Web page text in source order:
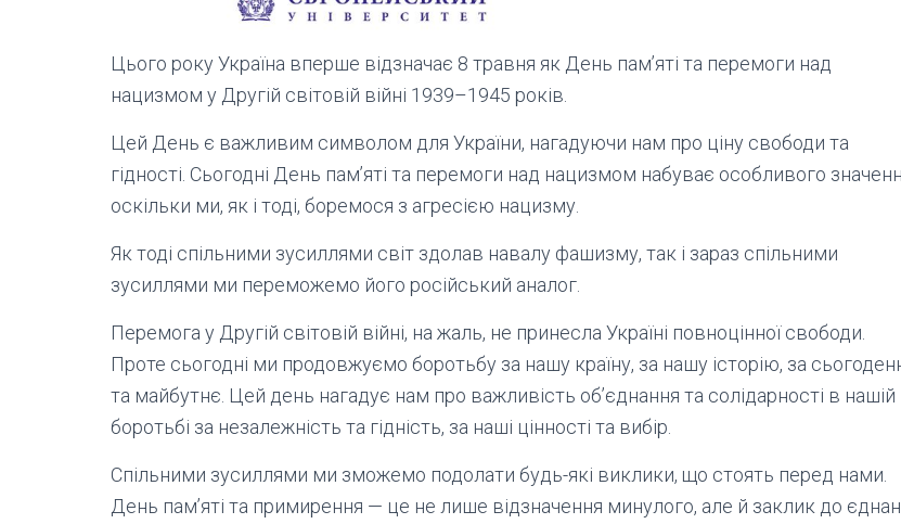
Цього року Україна вперше відзначає 8 травня як День пам’яті та перемоги над
нацизмом у Другій світовій війні 1939–1945 років.
Цей День є важливим символом для України, нагадуючи нам про ціну свободи та
гідності. Сьогодні День пам’яті та перемоги над нацизмом набуває особливого
оскільки ми, як і тоді, боремося з агресією нацизму.
Як тоді спільними зусиллями світ здолав навалу фашизму, так і зараз спільними
зусиллями ми переможемо його російський аналог.
Перемога у Другій світовій війні, на жаль, не принесла Україні повноцінної свободи.
Проте сьогодні ми продовжуємо боротьбу за нашу країну, за нашу історію, за
та майбутнє. Цей день нагадує нам про важливість об’єднання та солідарності в нашій
боротьбі за незалежність та гідність, за наші цінності та вибір.
Спільними зусиллями ми зможемо подолати будь-які виклики, що стоять перед нами.
День пам’яті та примирення — це не лише відзначення минулого, але й заклик до